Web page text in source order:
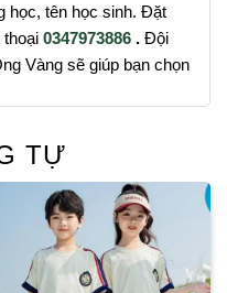
học, tên học sinh. Đặt
thoại 0347973886 . Đội
Vàng sẽ giúp bạn chọn
TỰ